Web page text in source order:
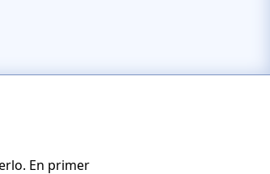
En primer